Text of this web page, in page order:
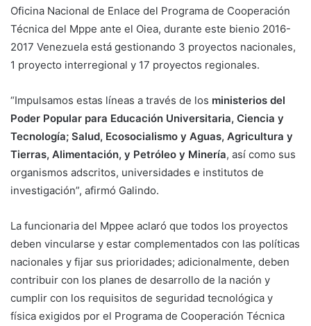
Oficina Nacional de Enlace del Programa de Cooperación
Técnica del Mppe ante el Oiea, durante este bienio 2016-
2017 Venezuela está gestionando 3 proyectos nacionales,
1 proyecto interregional y 17 proyectos regionales.
“Impulsamos estas líneas a través de los ministerios del
Poder Popular para Educación Universitaria, Ciencia y
Tecnología; Salud, Ecosocialismo y Aguas, Agricultura y
Tierras, Alimentación, y Petróleo y Minería, así como sus
organismos adscritos, universidades e institutos de
investigación”, afirmó Galindo.
La funcionaria del Mppee aclaró que todos los proyectos
deben vincularse y estar complementados con las políticas
nacionales y fijar sus prioridades; adicionalmente, deben
contribuir con los planes de desarrollo de la nación y
cumplir con los requisitos de seguridad tecnológica y
física exigidos por el Programa de Cooperación Técnica